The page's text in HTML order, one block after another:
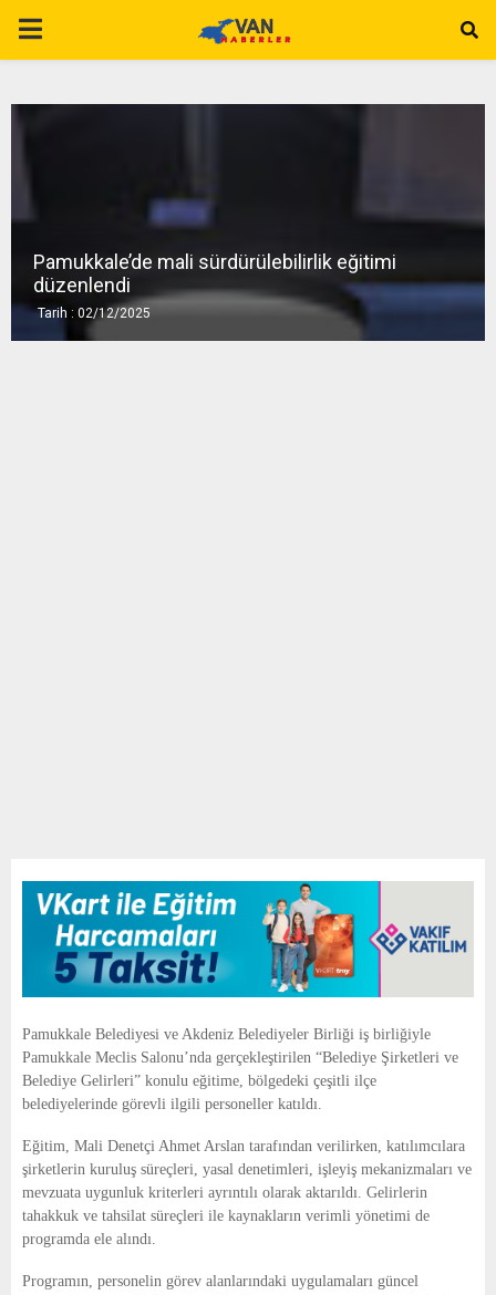
P
APamukkale’de mali sürdürülebilirlik eğitimi
düzenlendi
Tarih : 02/12/2025
Pamukkale Belediyesi ve Akdeniz Belediyeler Birliği iş birliğiyle
Pamukkale Meclis Salonu’nda gerçekleştirilen “Belediye Şirketleri ve
Belediye Gelirleri” konulu eğitime, bölgedeki çeşitli ilçe
belediyelerinde görevli ilgili personeller katıldı.
Eğitim, Mali Denetçi Ahmet Arslan tarafından verilirken, katılımcılara
şirketlerin kuruluş süreçleri, yasal denetimleri, işleyiş mekanizmaları ve
mevzuata uygunluk kriterleri ayrıntılı olarak aktarıldı. Gelirlerin
tahakkuk ve tahsilat süreçleri ile kaynakların verimli yönetimi de
programda ele alındı.
Programın, personelin görev alanlarındaki uygulamaları güncel